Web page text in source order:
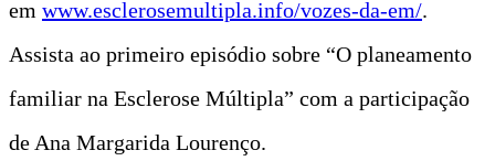
em www.esclerosemultipla.info/vozes-da-em/.
Assista ao primeiro episódio sobre “O planeamento
familiar na Esclerose Múltipla” com a participação
de Ana Margarida Lourenço.